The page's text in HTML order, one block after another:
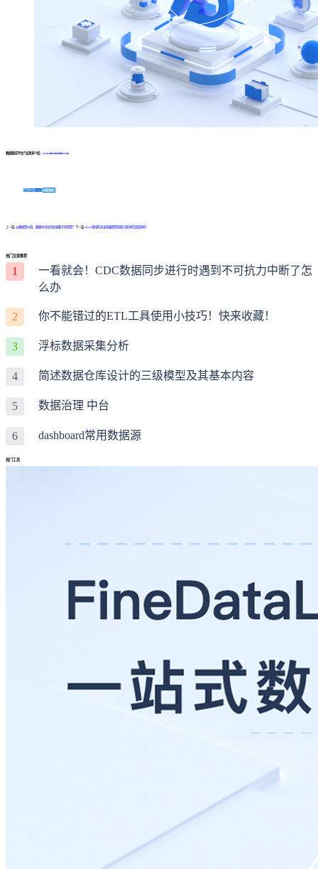
数据集成平台产品更多介绍： www.finedatalink.com
免费体验Demo 咨询方案
上一篇: 从数据到价值：数据中台如何加速数字化转型？ 下一篇: iPaaS领域的未来发展趋势和新兴技术的深度探析！
热门文章推荐
1
一看就会！CDC数据同步进行时遇到不可抗力中断了怎
么办
2 你不能错过的ETL工具使用小技巧！快来收藏！
3 浮标数据采集分析
4 简述数据仓库设计的三级模型及其基本内容
5 数据治理 中台
6 dashboard常用数据源
热门工具